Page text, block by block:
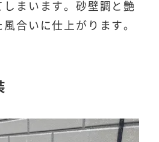
しまいます。砂壁調と艶
合いに仕上がります。